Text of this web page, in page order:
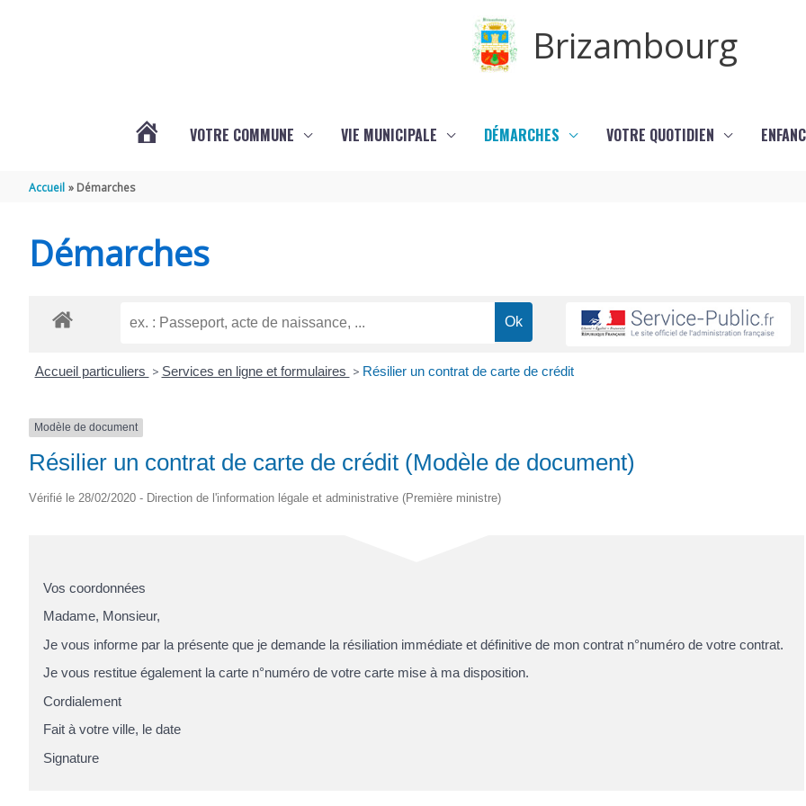
Brizambourg
VOTRE COMMUNE VIE MUNICIPALE DÉMARCHES VOTRE QUOTIDIEN
Accueil Démarches
Démarches
Accueil particuliers > Services en ligne et formulaires > Résilier un contrat de carte de crédit
Modèle de document
Résilier un contrat de carte de crédit (Modèle de document)
Vérifié le 28/02/2020 - Direction de l'information légale et administrative (Première ministre)
Vos coordonnées
Madame, Monsieur,
Je vous informe par la présente que je demande la résiliation immédiate et définitive de mon contrat n°numéro de votre contrat.
Je vous restitue également la carte n°numéro de votre carte mise à ma disposition.
Cordialement
Fait à votre ville, le date
Signature